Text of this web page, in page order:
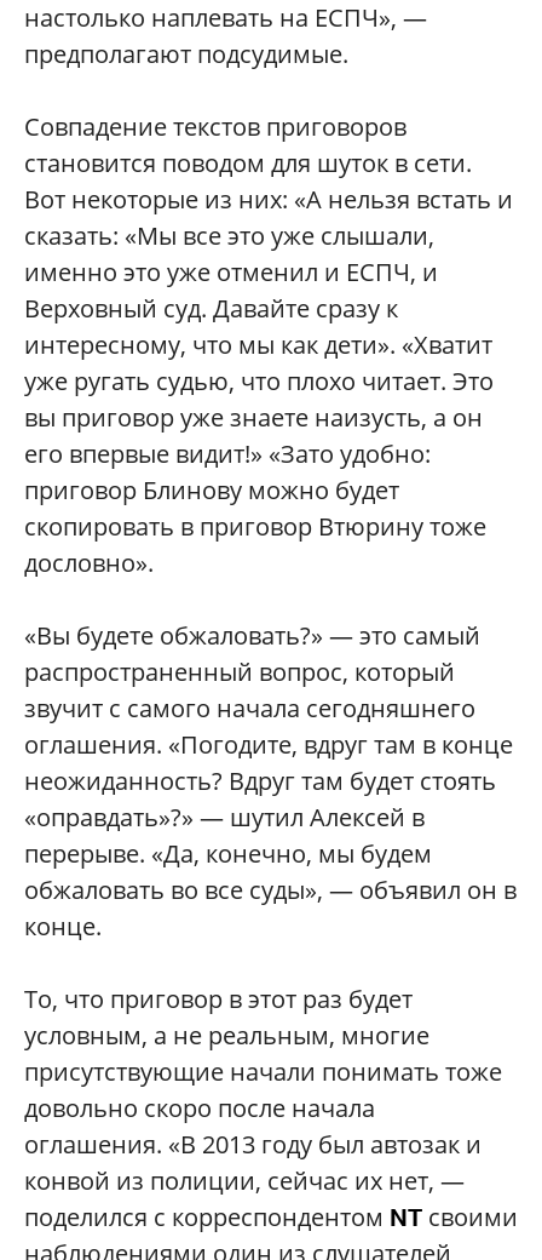
настолько наплевать на ЕСПЧ», —
предполагают подсудимые.
Совпадение текстов приговоров
становится поводом для шуток в сети.
Вот некоторые из них: «А нельзя встать и
сказать: «Мы все это уже слышали,
именно это уже отменил и ЕСПЧ, и
Верховный суд. Давайте сразу к
интересному, что мы как дети». «Хватит
уже ругать судью, что плохо читает. Это
вы приговор уже знаете наизусть, а он
его впервые видит!» «Зато удобно:
приговор Блинову можно будет
скопировать в приговор Втюрину тоже
дословно».
«Вы будете обжаловать?» — это самый
распространенный вопрос, который
звучит с самого начала сегодняшнего
оглашения. «Погодите, вдруг там в конце
неожиданность? Вдруг там будет стоять
«оправдать»?» — шутил Алексей в
перерыве. «Да, конечно, мы будем
обжаловать во все суды», — объявил он в
конце.
То, что приговор в этот раз будет
условным, а не реальным, многие
присутствующие начали понимать тоже
довольно скоро после начала
оглашения. «В 2013 году был автозак и
конвой из полиции, сейчас их нет, —
поделился с корреспондентом NT своими